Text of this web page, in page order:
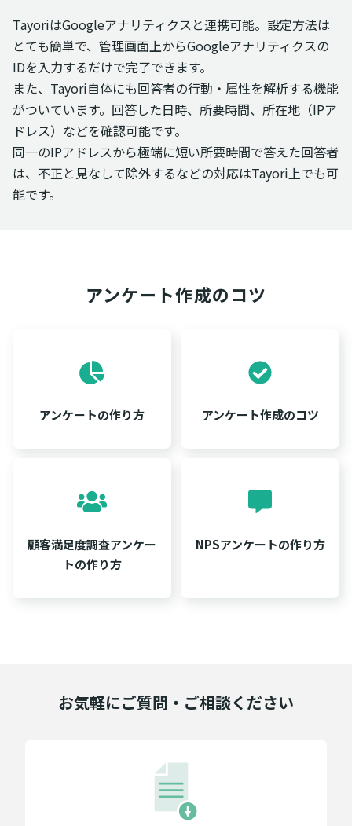
TayoriはGoogleアナリティクスと連携可能。設定方法は
とても簡単で、管理画面上からGoogleアナリティクスの
IDを入力するだけで完了できます。
また、Tayori自体にも回答者の行動・属性を解析する機能
がついています。回答した日時、所要時間、所在地（IPア
ドレス）などを確認可能です。
同一のIPアドレスから極端に短い所要時間で答えた回答者
は、不正と見なして除外するなどの対応はTayori上でも可
能です。
アンケート作成のコツ
アンケートの作り方 アンケート作成のコツ
顧客満足度調査アンケー
トの作り方
NPSアンケートの作り方
お気軽にご質問・ご相談ください